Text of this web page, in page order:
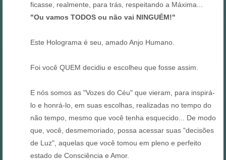
ficasse, realmente, para trás, respeitando a Máxima...
"Ou vamos TODOS ou não vai NINGUÉM!"
Este Holograma é seu, amado Anjo Humano.
Foi você QUEM decidiu e escolheu que fosse assim.
E nós somos as "Vozes do Céu" que vieram, para inspirá-
lo e honrá-lo, em suas escolhas, realizadas no tempo do
não tempo, mesmo que você tenha esquecido... De modo
que, você, desmemoriado, possa acessar suas "decisões
de Luz", aquelas que você tomou em pleno e perfeito
estado de Consciência e Amor.